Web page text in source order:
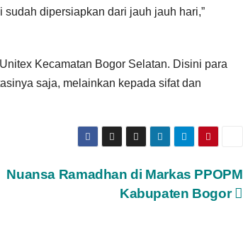
dipersiapkan dari jauh jauh hari,”
Kecamatan Bogor Selatan. Disini para
saja, melainkan kepada sifat dan
Nuansa Ramadhan di Markas PPOPM
Kabupaten Bogor